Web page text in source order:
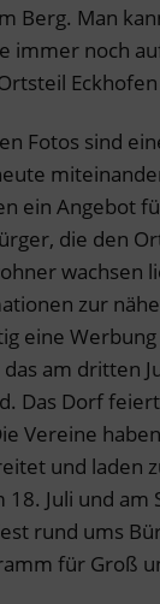
Berg. Man
immer noch
Fotos sind
ein Angebot
die den
wachsen
zur
eine
am dritten
Das Dorf
Vereine
und laden
18. Juli und am
rund ums
für Groß